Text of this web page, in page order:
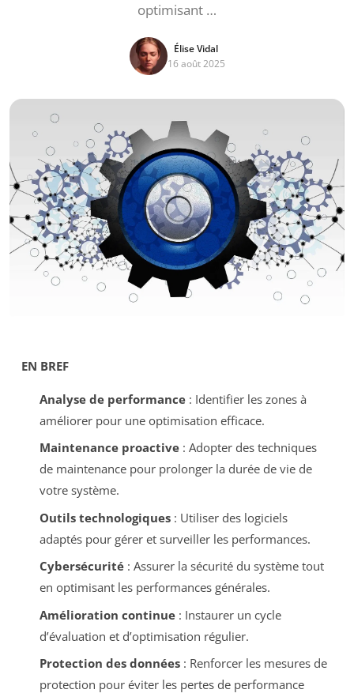
optimisant …
Élise Vidal
16 août 2025
EN BREF
Analyse de performance: Identifier les zones à
améliorer pour une optimisation efficace.
Maintenance proactive: Adopter des techniques
de maintenance pour prolonger la durée de vie de
votre système.
Outils technologiques: Utiliser des logiciels
adaptés pour gérer et surveiller les performances.
Cybersécurité: Assurer la sécurité du système tout
en optimisant les performances générales.
Amélioration continue: Instaurer un cycle
d’évaluation et d’optimisation régulier.
Protection des données: Renforcer les mesures de
protection pour éviter les pertes de performance